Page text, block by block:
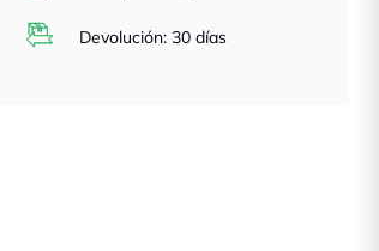
Devolución: 30 días